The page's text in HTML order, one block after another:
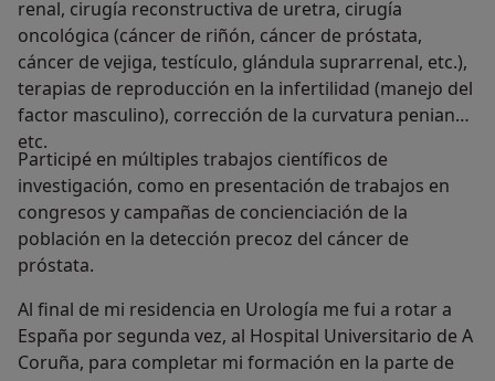
renal, cirugía reconstructiva de uretra, cirugía
oncológica (cáncer de riñón, cáncer de próstata,
cáncer de vejiga, testículo, glándula suprarrenal, etc.),
terapias de reproducción en la infertilidad (manejo del
factor masculino), corrección de la curvatura peniana,
etc.
Participé en múltiples trabajos científicos de
investigación, como en presentación de trabajos en
congresos y campañas de concienciación de la
población en la detección precoz del cáncer de
próstata.
Al final de mi residencia en Urología me fui a rotar a
España por segunda vez, al Hospital Universitario de A
Coruña, para completar mi formación en la parte de